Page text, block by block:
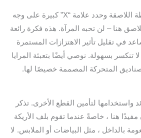
احصل على بعض الأشرطة اللاصقة وحدد علامة “X” كبيرة على وجه
هنا – لن تحبه المرآة. هذه فكرة رائعة
في تقليل تأثير الاهتزازات المستمرة
تنكسر بسهولة. نوصي أيضًا بتعبئة المرايا
المتحركة المصممة خصيصًا لها.
واستخدامها لتأمين القطع الأخرى. تذكر
هنا ، خاصةً عندما تقوم بلف الأريكة
بالداخل ، مثل البياضات أو الملابس. لا